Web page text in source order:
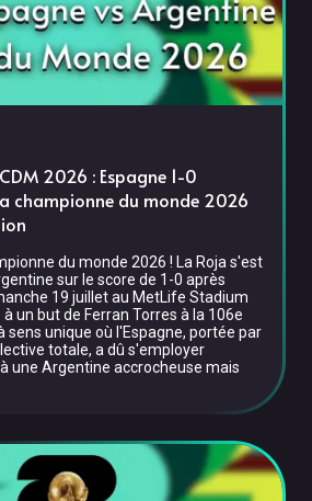
2026 : Espagne 1-0
championne du monde 2026
du monde 2026 ! La Roja s'est
sur le score de 1-0 après
19 juillet au MetLife Stadium
un but de Ferran Torres à la 106e
sens unique où l'Espagne, portée par
totale, a dû s'employer
une Argentine accrocheuse mais